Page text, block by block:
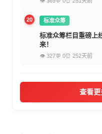
20 标准众筹
标准众筹栏目重磅上
来！
👁 327💬 0⏰ 252天前
查看